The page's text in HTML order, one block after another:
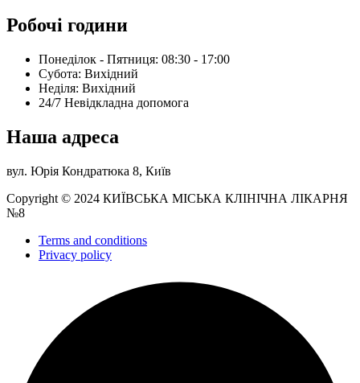
Робочі години
Понеділок - Пятниця: 08:30 - 17:00
Субота: Вихідний
Нeділя: Вихідний
24/7 Невідкладна допомога
Наша адреса
вул. Юрія Кондратюка 8, Київ
Copyright © 2024 КИЇВСЬКА МІСЬКА КЛІНІЧНА ЛІКАРНЯ
№8
Terms and conditions
Privacy policy